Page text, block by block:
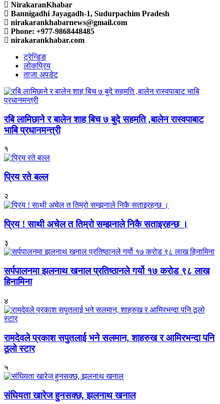
NirakaranKhabar
Bannigadhi Jayagadh-1, Sudurpachim Pradesh
nirakarankhabarnews@gmail.com
Phone: +977-9868448485
nirakarankhabar.com
ट्रेन्डिङ
लोकप्रिय
ताजा अपडेट
रबि लामिछाने र बालेन शाह बिच ७ बुदे सहमति ,बालेन रास्वपाबाट
भाबि प्रधानमन्त्री
१
प्रिय रते बल्ल
२
प्रिय ! साथी अचेल त तिम्रो सम्झनाले निकै सताइरहन्छ ।
३
सर्पपालनमा झलनाथ खनाल प्रतिष्ठानले गर्यो १७ करोड ९८ लाख
हिनामिना
४
रामदेवले प्रकाश सपुतलाई भने सलमान, शाहरुख र आमिरभन्दा पनि
ठूलो स्टार
५
संघियता खारेज हुनसक्छ, झलनाथ खनाल